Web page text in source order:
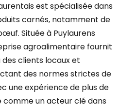
est spécialisée dans
carnés, notamment de
Située à Puylaurens
agroalimentaire fournit
clients locaux et
des normes strictes de
une expérience de plus de
comme un acteur clé dans